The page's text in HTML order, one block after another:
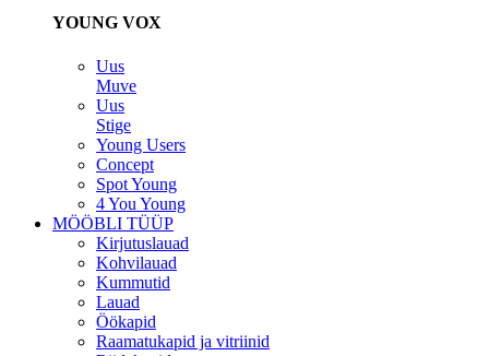
YOUNG VOX
Uus
Muve
Uus
Stige
Young Users
Concept
Spot Young
4 You Young
MÖÖBLI TÜÜP
Kirjutuslauad
Kohvilauad
Kummutid
Lauad
Öökapid
Raamatukapid ja vitriinid